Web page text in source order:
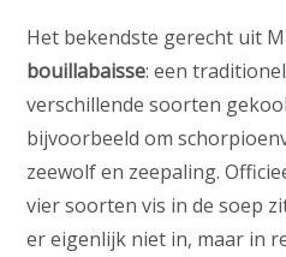
Het bekendste gerecht uit
bouillabaisse: een
verschillende soorten
bijvoorbeeld om
zeewolf en zeepaling.
vier soorten vis in de soep
er eigenlijk niet in, maar in